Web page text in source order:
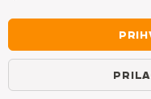
Zadržavamo vaš odabir
povući u bilo kojem
drugim elementima za
prihvaćanja pohranjivanja
Odbijanjem se ne
više informacija pogledajte
elementima za praćenje.